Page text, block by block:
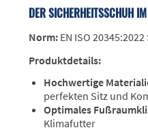
DER SICHERHEITSSCHUH
Norm: EN ISO 20345:2022
Produktdetails:
Hochwertige
perfekten Sitz und
Optimales
Klimafutter